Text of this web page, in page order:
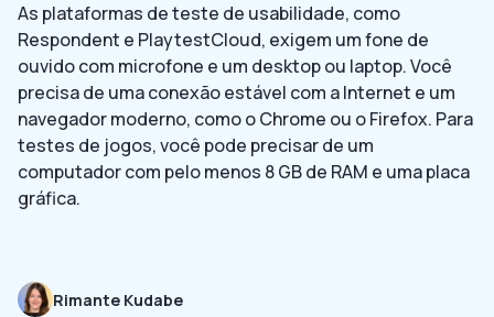
As plataformas de teste de usabilidade, como
Respondent e PlaytestCloud, exigem um fone de
ouvido com microfone e um desktop ou laptop. Você
precisa de uma conexão estável com a Internet e um
navegador moderno, como o Chrome ou o Firefox. Para
testes de jogos, você pode precisar de um
computador com pelo menos 8 GB de RAM e uma placa
gráfica.
Rimante Kudabe